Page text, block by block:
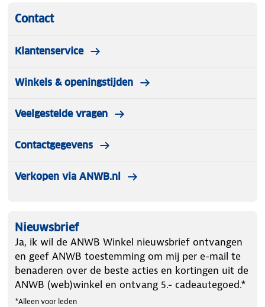
Contact
Klantenservice
Winkels & openingstijden
Veelgestelde vragen
Contactgegevens
Verkopen via ANWB.nl
Nieuwsbrief
Ja, ik wil de ANWB Winkel nieuwsbrief ontvangen
en geef ANWB toestemming om mij per e-mail te
benaderen over de beste acties en kortingen uit de
ANWB (web)winkel en ontvang 5.- cadeautegoed.*
*Alleen voor leden